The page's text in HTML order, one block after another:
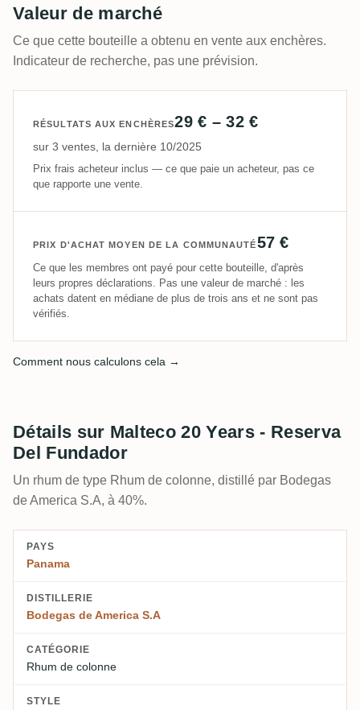
Valeur de marché
Ce que cette bouteille a obtenu en vente aux enchères.
Indicateur de recherche, pas une prévision.
RÉSULTATS AUX ENCHÈRES29 € – 32 €
sur 3 ventes, la dernière 10/2025
Prix frais acheteur inclus — ce que paie un acheteur, pas ce
que rapporte une vente.
PRIX D'ACHAT MOYEN DE LA COMMUNAUTÉ57 €
Ce que les membres ont payé pour cette bouteille, d'après
leurs propres déclarations. Pas une valeur de marché : les
achats datent en médiane de plus de trois ans et ne sont pas
vérifiés.
Comment nous calculons cela →
Détails sur Malteco 20 Years - Reserva
Del Fundador
Un rhum de type Rhum de colonne, distillé par Bodegas
de America S.A, à 40%.
PAYS
Panama
DISTILLERIE
Bodegas de America S.A
CATÉGORIE
Rhum de colonne
STYLE